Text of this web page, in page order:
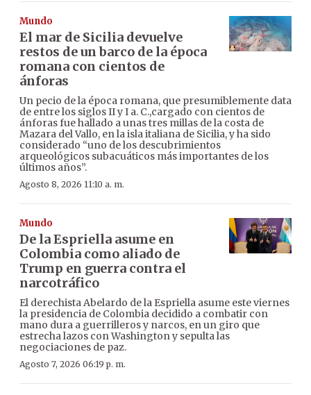
Mundo
El mar de Sicilia devuelve
restos de un barco de la época
romana con cientos de
ánforas
Un pecio de la época romana, que presumiblemente data
de entre los siglos II y I a. C.,cargado con cientos de
ánforas fue hallado a unas tres millas de la costa de
Mazara del Vallo, en la isla italiana de Sicilia, y ha sido
considerado “uno de los descubrimientos
arqueológicos subacuáticos más importantes de los
últimos años”.
Agosto 8, 2026 11:10 a. m.
Mundo
De la Espriella asume en
Colombia como aliado de
Trump en guerra contra el
narcotráfico
El derechista Abelardo de la Espriella asume este viernes
la presidencia de Colombia decidido a combatir con
mano dura a guerrilleros y narcos, en un giro que
estrecha lazos con Washington y sepulta las
negociaciones de paz.
Agosto 7, 2026 06:19 p. m.